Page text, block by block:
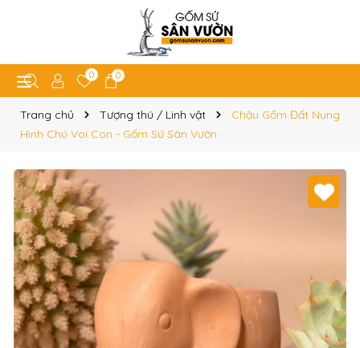
0 0
Trang chủ Tượng thú / Linh vật
Chậu Gốm Đất Nung
Hình Chú Voi Con - Gốm Sứ Sân Vườn